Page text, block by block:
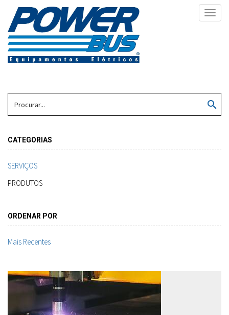
search
CATEGORIAS
SERVIÇOS
PRODUTOS
ORDENAR POR
Mais Recentes